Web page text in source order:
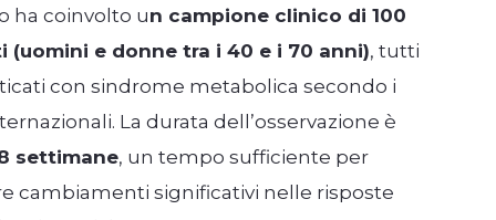
ha coinvolto un campione clinico di 100
(uomini e donne tra i 40 e i 70 anni), tutti
con sindrome metabolica secondo i
La durata dell’osservazione è
settimane, un tempo sufficiente per
cambiamenti significativi nelle risposte